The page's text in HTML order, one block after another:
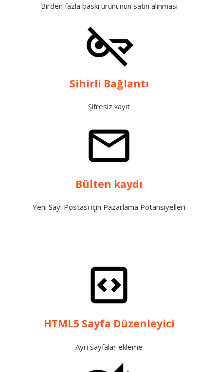
Birden fazla baskı ürününün satın alınması
Sihirli Bağlantı
Şifresiz kayıt
Bülten kaydı
Yeni Sayı Postası için Pazarlama Potansiyelleri
HTML5 Sayfa Düzenleyici
Ayrı sayfalar ekleme